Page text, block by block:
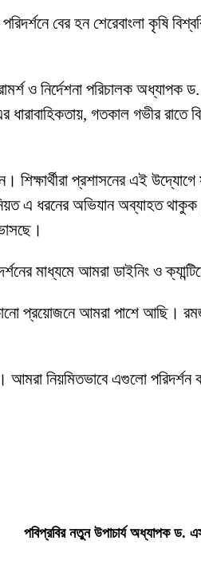
বের হন শেরেবাংলা কৃষি
ও নির্দেশনা পরিচালক
গতকাল গভীর রাতে
শিক্ষার্থীরা প্রশাসনের এই
এ ধরনের অভিযান অব্যাহত
মাধ্যমে আমরা ডাইনিং ও
প্রয়োজনে আমরা পাশে আছি।
আমরা নিয়মিতভাবে এগুলো পরিদর্শন
পবিপ্রবির নতুন উপাচার্য অধ্যাপক ড.